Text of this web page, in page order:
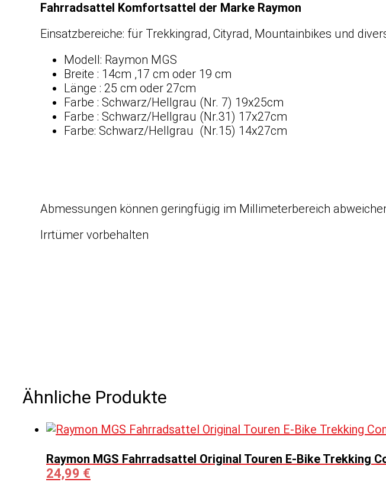
Fahrradsattel Komfortsattel der Marke Raymon
Einsatzbereiche: für Trekkingrad, Cityrad, Mountainbikes und
Modell: Raymon MGS
Breite : 14cm ,17 cm oder 19 cm
Länge : 25 cm oder 27cm
Farbe : Schwarz/Hellgrau (Nr. 7) 19x25cm
Farbe : Schwarz/Hellgrau (Nr.31) 17x27cm
Farbe: Schwarz/Hellgrau (Nr.15) 14x27cm
Abmessungen können geringfügig im Millimeterbereich
Irrtümer vorbehalten
Ähnliche Produkte
Raymon MGS Fahrradsattel Original Touren E-Bike Trekking
24,99 €